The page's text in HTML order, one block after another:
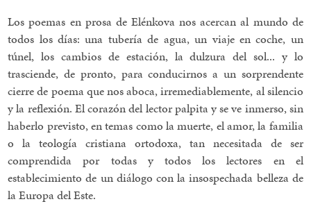
Los poemas en prosa de Elénkova nos acercan al mundo de
todos los días: una tubería de agua, un viaje en coche, un
túnel, los cambios de estación, la dulzura del sol... y lo
trasciende, de pronto, para conducirnos a un sorprendente
cierre de poema que nos aboca, irremediablemente, al silencio
y la reflexión. El corazón del lector palpita y se ve inmerso, sin
haberlo previsto, en temas como la muerte, el amor, la familia
o la teología cristiana ortodoxa, tan necesitada de ser
comprendida por todas y todos los lectores en el
establecimiento de un diálogo con la insospechada belleza de
la Europa del Este.